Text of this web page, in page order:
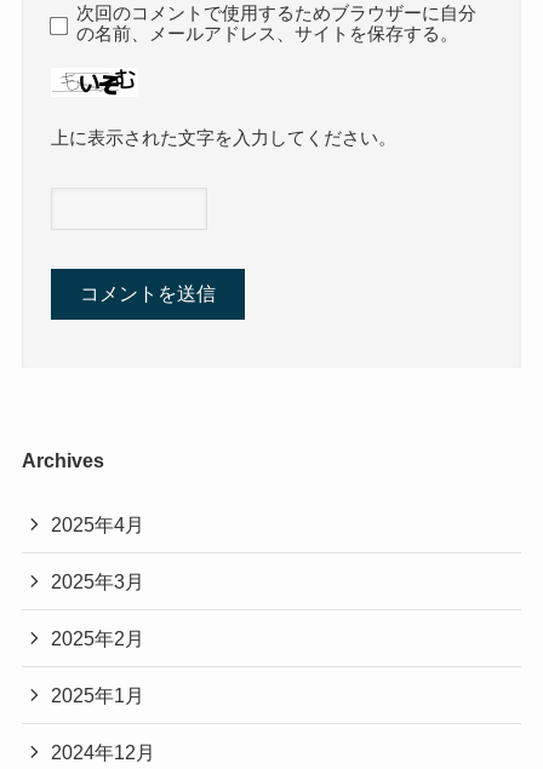
次回のコメントで使用するためブラウザーに自分
の名前、メールアドレス、サイトを保存する。
上に表示された文字を入力してください。
Archives
2025年4月
2025年3月
2025年2月
2025年1月
2024年12月